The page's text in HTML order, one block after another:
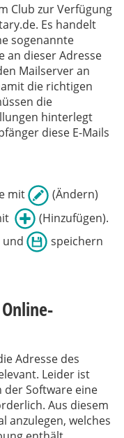
Club zur Verfügung
Es handelt
sogenannte
an dieser Adresse
Mailserver an
die richtigen
die
hinterlegt
diese E-Mails
mit
(Ändern)
(Hinzufügen).
und
speichern
Adresse des
Leider ist
Software eine
Aus diesem
anzulegen, welches